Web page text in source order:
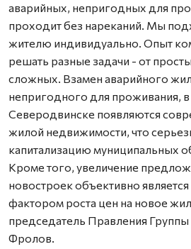
аварийных, непригодных для
проходит без нареканий. Мы
жителю индивидуально. Опыт
решать разные задачи - от
сложных. Взамен аварийного
непригодного для проживания,
Северодвинске появляются
жилой недвижимости, что
капитализацию муниципальных
Кроме того, увеличение
новостроек объективно
фактором роста цен на новое
председатель Правления
Фролов.